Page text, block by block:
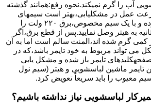
آب را ﮔﺮم نمیکند.نحوه رﻓﻊ:ﻫﻤﺎﻧﻨﺪ ﮔﺬﺷﺘﻪ
ﻋﻤﻞ در مشکلیابی،بهتر است سیمهای
راﺑﻂ ﻫﯿﺘﺮ را ﺟﺪا ﻧﻤﻮده و ﺑﺎ ﯾﮏ ﺳﯿﻢ ﻣﺨﺼﻮص،برق ۲۲۰ ولت را
و برای ۱۰ ﺛﺎﻧﯿﻪ ﺑﻪ ﻫﯿﺘﺮ وصل نمایید.ﭘﺲ از ﻗﻄﻊ ﺑﺮق،اﮔﺮ
کمی ﮔﺮم ﺷﺪه اند،اﻟﻤﻨﺖ ﺳﺎﻟﻢ است اما ﺑﻪ آن
می تواند مربوط به ﺧﻮد ﺗﺎﯾﻤﺮ باشد،ﮐﻪ در
ﺗﺎﯾﻤﺮ باز شده و مشکل یابی
ﺗﺎﯾﻤﺮ ماشین لباسشویی و ﻫﯿﺘﺮ (سیم ﻧﻮل
ﻣﻌﯿﻮب را ﺑﺎﯾﺪ سریعاً ﺗﻌﻮﯾﺾ کرد.
لباسشویی نیاز نداشته باشیم؟